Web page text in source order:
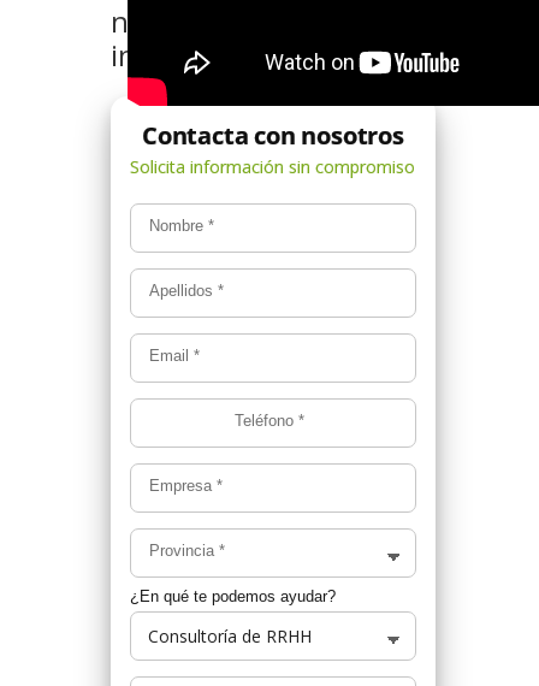
nosotros si quieres más
información
Nombre *
Apellidos *
Email *
Teléfono *
Empresa *
Provincia *
¿En qué te podemos ayudar?